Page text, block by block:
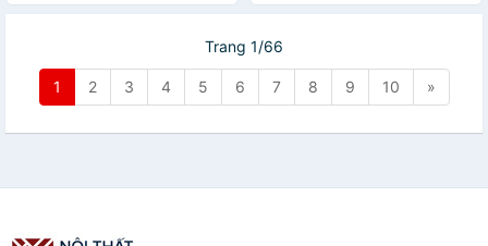
Trang 1/66
1 2 3 4 5 6 7 8 9 10 »